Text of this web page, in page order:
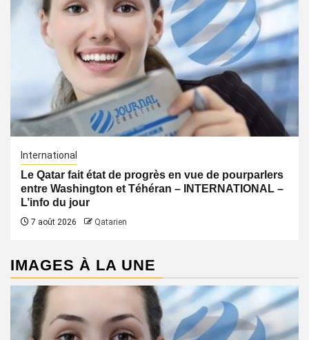
International
Le Qatar fait état de progrès en vue de pourparlers
entre Washington et Téhéran – INTERNATIONAL –
L’info du jour
7 août 2026 Qatarien
IMAGES À LA UNE